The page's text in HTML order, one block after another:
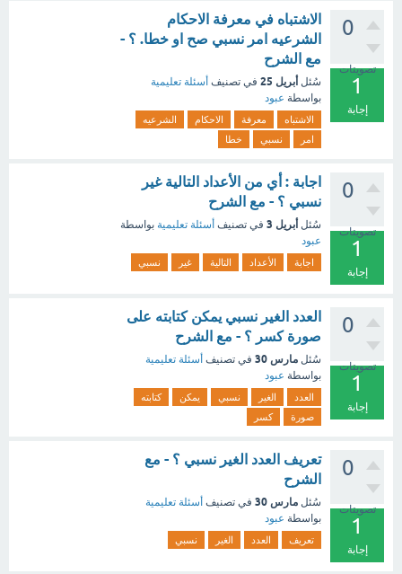
0
تصويتات
1
إجابة
الاشتباه في معرفة الاحكام
الشرعيه امر نسبي صح او خطا. ؟ -
مع الشرح
سُئل أبريل 25 في تصنيف أسئلة تعليمية
بواسطة عبود
الاشتباه معرفة الاحكام
الشرعيه
امر
نسبي خطا
0
تصويتات
1
إجابة
اجابة : أي من الأعداد التالية غير
نسبي ؟ - مع الشرح
سُئل أبريل 3 في تصنيف أسئلة تعليمية بواسطة
عبود
اجابة الأعداد التالية غير نسبي
0
تصويتات
1
إجابة
العدد الغير نسبي يمكن كتابته على
صورة كسر ؟ - مع الشرح
سُئل مارس 30 في تصنيف أسئلة تعليمية
بواسطة عبود
العدد الغير نسبي يمكن
كتابته
صورة
كسر
0
تصويتات
1
إجابة
تعريف العدد الغير نسبي ؟ - مع
الشرح
سُئل مارس 30 في تصنيف أسئلة تعليمية
بواسطة عبود
تعريف العدد الغير نسبي